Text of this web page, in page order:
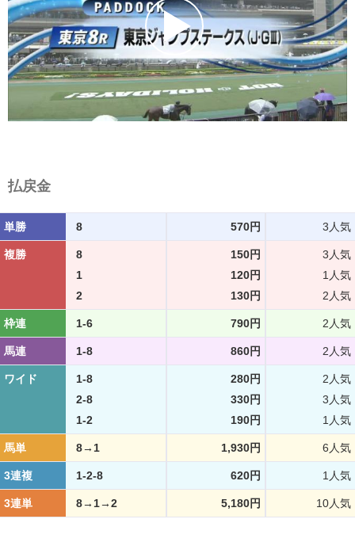
払戻金
単勝 8 570円 3人気
複勝 8 150円
3人気
1
120円
1人気
2
130円 2人気
枠連 1-6 790円 2人気
馬連 1-8 860円 2人気
ワイド 1-8 280円
2人気
2-8
330円
3人気
1-2
190円 1人気
馬単 8→1 1,930円 6人気
3連複 1-2-8 620円 1人気
3連単 8→1→2 5,180円 10人気